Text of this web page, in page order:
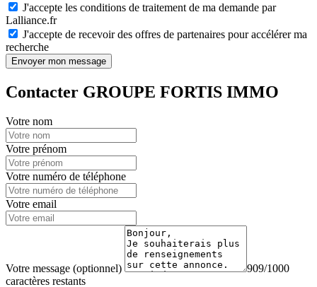
J'accepte les conditions de traitement de ma demande par
Lalliance.fr
J'accepte de recevoir des offres de partenaires pour accélérer ma
recherche
Envoyer mon message
Contacter GROUPE FORTIS IMMO
Votre nom
Votre prénom
Votre numéro de téléphone
Votre email
Votre message (optionnel)
909/1000
caractères restants